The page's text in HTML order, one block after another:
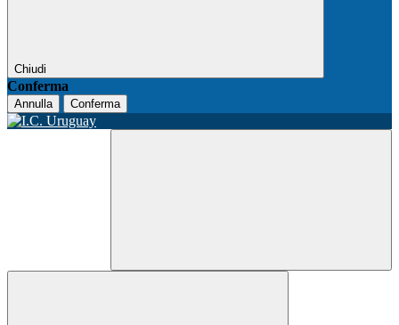
Chiudi
Conferma
Annulla Conferma